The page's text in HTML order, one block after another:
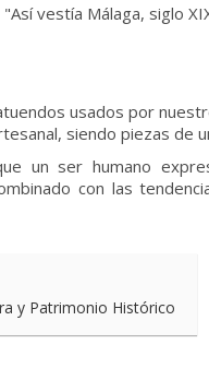
vestía Málaga, siglo
usados por
siendo piezas de
un ser humano
con las
y Patrimonio Histórico